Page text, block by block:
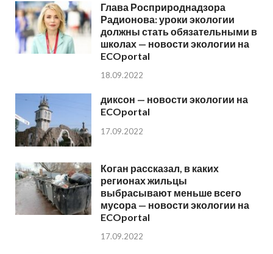
Глава Росприроднадзора
Радионова: уроки экологии
должны стать обязательными в
школах — новости экологии на
ECOportal
18.09.2022
диксон — новости экологии на
ECOportal
17.09.2022
Коган рассказал, в каких
регионах жильцы
выбрасывают меньше всего
мусора — новости экологии на
ECOportal
17.09.2022